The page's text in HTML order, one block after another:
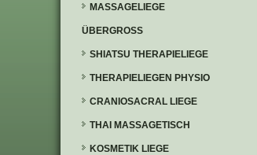
MASSAGELIEGE
ÜBERGROSS
SHIATSU THERAPIELIEGE
THERAPIELIEGEN PHYSIO
CRANIOSACRAL LIEGE
THAI MASSAGETISCH
KOSMETIK LIEGE